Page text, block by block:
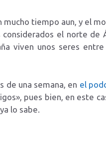
tiempo aun, y el
el norte de
viven unos seres
de una semana, en el
pues bien, en este
lo sabe.